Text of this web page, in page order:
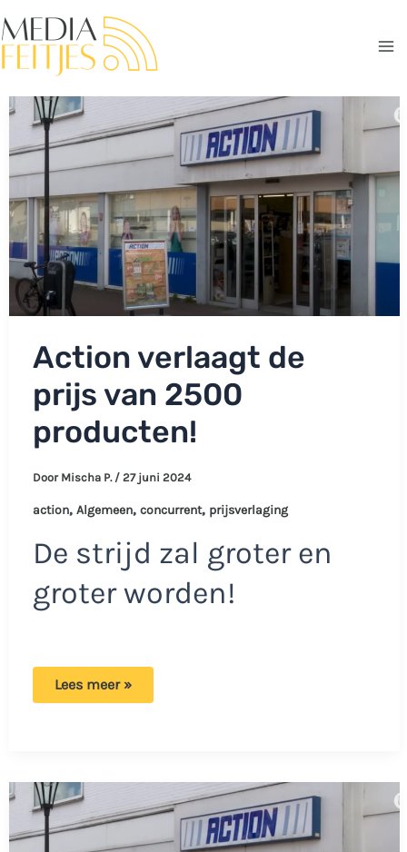
naar
de
Action verlaagt de
prijs van 2500
producten!
Door Mischa P. / 27 juni 2024
action, Algemeen, concurrent, prijsverlaging
De strijd zal groter en
groter worden!
Action
Lees meer »